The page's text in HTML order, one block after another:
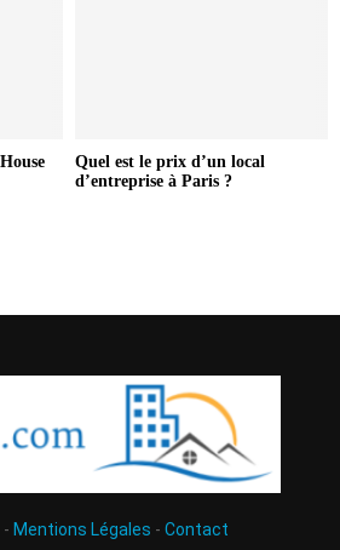
Quel est le prix d’un local
d’entreprise à Paris ?
- Mentions Légales - Contact